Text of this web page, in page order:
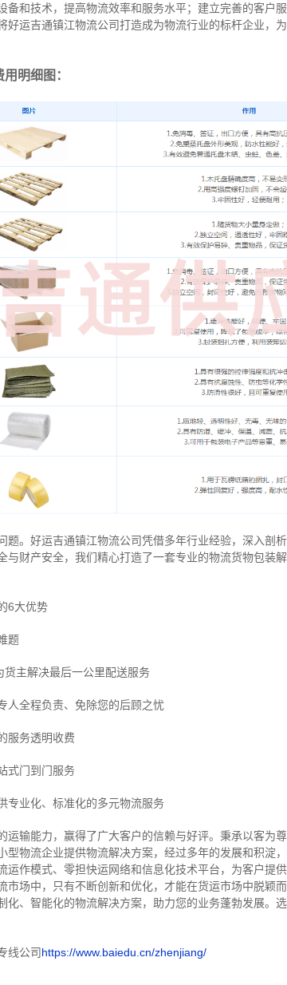
备和技术，提高物流效率和服务水平；建立完善的客户
运吉通镇江物流公司打造成为物流行业的标杆企业，
明细图：
题。好运吉通镇江物流公司凭借多年行业经验，深入剖
与财产安全，我们精心打造了一套专业的物流货物包装
6大优势
题
主解决最后一公里配送服务
人全程负责、免除您的后顾之忧
服务透明收费
式门到门服务
专业化、标准化的多元物流服务
运输能力，赢得了广大客户的信赖与好评。 秉承以客为
型物流企业提供物流解决方案，经过多年的发展和积淀
运作模式、零担快运网络和信息化技术平台，为客户提
市场中，只有不断创新和优化，才能在货运市场中脱颖而
化、智能化的物流解决方案，助力您的业务蓬勃发展。
线公司https://www.baiedu.cn/zhenjiang/